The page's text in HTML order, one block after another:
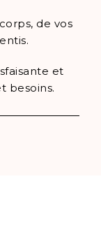
de vos
et
besoins.